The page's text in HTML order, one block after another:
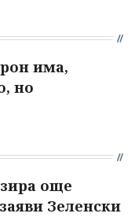
има,
но
още
Зеленски